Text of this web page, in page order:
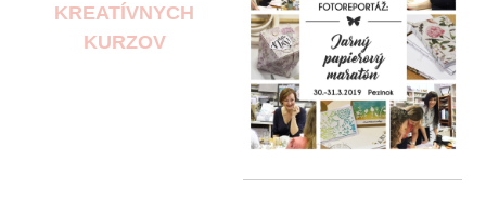
KREATÍVNYCH
KURZOV